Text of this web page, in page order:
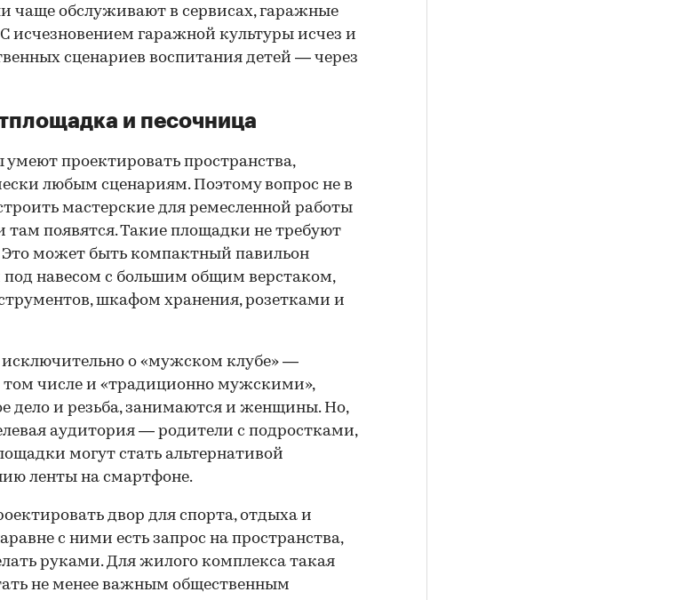
чаще обслуживают в сервисах, гаражные
исчезновением гаражной культуры исчез и
сценариев воспитания детей — через
и песочница
умеют проектировать пространства,
любым сценариям. Поэтому вопрос не в
мастерские для ремесленной работы
там появятся. Такие площадки не требуют
может быть компактный павильон
под навесом с большим общим верстаком,
шкафом хранения, розетками и
о «мужском клубе» —
том числе и «традиционно мужскими»,
дело и резьба, занимаются и женщины. Но,
аудитория — родители с подростками,
могут стать альтернативой
ленты на смартфоне.
двор для спорта, отдыха и
с ними есть запрос на пространства,
руками. Для жилого комплекса такая
не менее важным общественным